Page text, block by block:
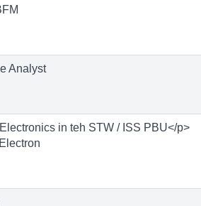
Analyst
in teh STW / ISS PBU</p>